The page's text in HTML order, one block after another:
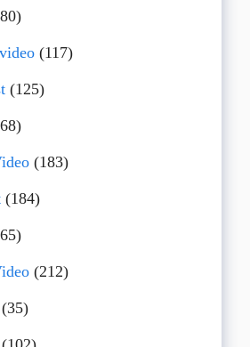
(117)
(125)
(183)
(184)
(212)